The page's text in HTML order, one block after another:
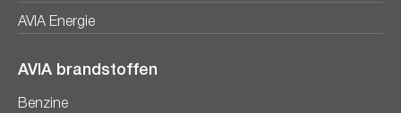
AVIA Energie
AVIA brandstoffen
Benzine